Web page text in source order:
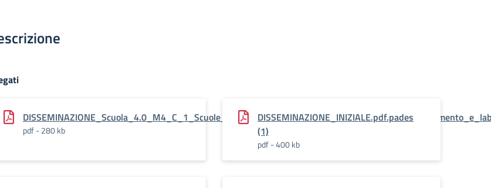
pdf - 280 kb
DISSEMINAZIONE_INIZIALE.pdf.pades
(1)
pdf - 400 kb